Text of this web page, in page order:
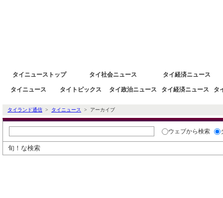
タイニューストップ タイ社会ニュース タイ経済ニュース
タイニュース タイトピックス タイ政治ニュース タイ経済ニュース タ
タイランド通信 > タイニュース > アーカイブ
ウェブから検索
旬！な検索